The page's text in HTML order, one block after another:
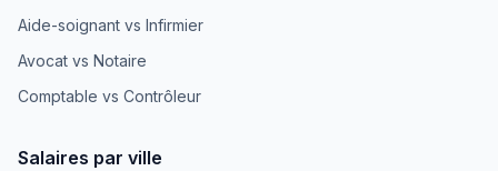
Aide-soignant vs Infirmier
Avocat vs Notaire
Comptable vs Contrôleur
Salaires par ville